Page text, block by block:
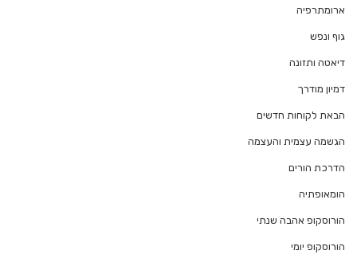
ארומתרפיה
גוף ונפש
דיאטה ותזונה
דמיון מודרך
הבאת לקוחות חדשים
הגשמה עצמית והעצמה
הדרכת הורים
הומאופתיה
הורוסקופ אהבה שנתי
הורוסקופ יומי